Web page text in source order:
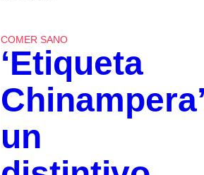
COMER SANO
‘Etiqueta
un